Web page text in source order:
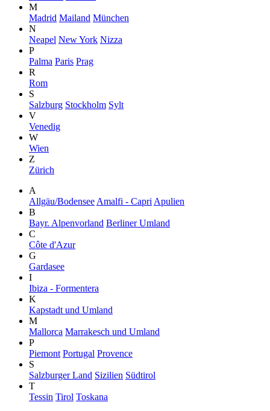
M
Madrid Mailand München
N
Neapel New York Nizza
P
Palma Paris Prag
R
Rom
S
Salzburg Stockholm Sylt
V
Venedig
W
Wien
Z
Zürich
A
Allgäu/Bodensee Amalfi - Capri Apulien
B
Bayr. Alpenvorland Berliner Umland
C
Côte d'Azur
G
Gardasee
I
Ibiza - Formentera
K
Kapstadt und Umland
M
Mallorca Marrakesch und Umland
P
Piemont Portugal Provence
S
Salzburger Land Sizilien Südtirol
T
Tessin Tirol Toskana